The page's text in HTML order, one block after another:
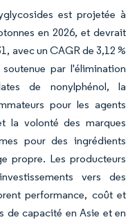
est projetée à
en 2026, et devrait
avec un CAGR de 3,12 %
par l'élimination
de nonylphénol, la
pour les agents
la volonté des marques
pour des ingrédients
propre. Les producteurs
vers des
performance, coût et
de capacité en Asie et en